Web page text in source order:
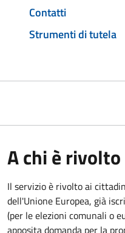
Contatti
Strumenti di tutela
A chi è rivolto
Il servizio è rivolto ai
dell'Unione Europea, già
(per le elezioni comunali o
apposita domanda per la